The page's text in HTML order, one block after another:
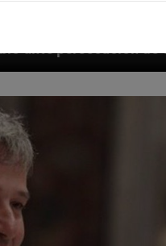
judíos que afecta a